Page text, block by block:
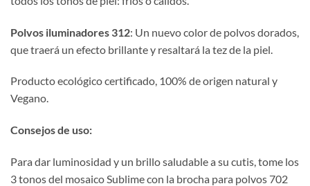
Polvos iluminadores 312: Un nuevo color de polvos dorados,
que traerá un efecto brillante y resaltará la tez de la piel.
Producto ecológico certificado, 100% de origen natural y
Vegano.
Consejos de uso:
Para dar luminosidad y un brillo saludable a su cutis, tome los
3 tonos del mosaico Sublime con la brocha para polvos 702